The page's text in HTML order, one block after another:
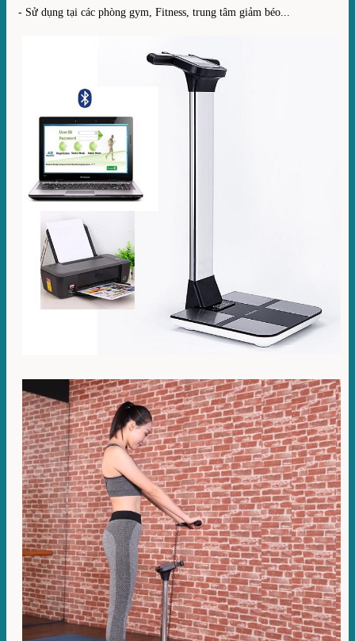
- Sử dụng tại các phòng gym, Fitness, trung tâm giảm béo...